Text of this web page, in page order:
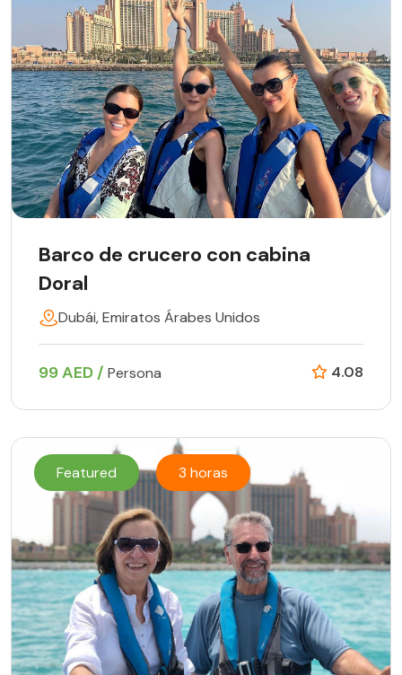
Barco de crucero con cabina
Doral
Dubái, Emiratos Árabes Unidos
99 AED / Persona 4.08
Featured 3 horas